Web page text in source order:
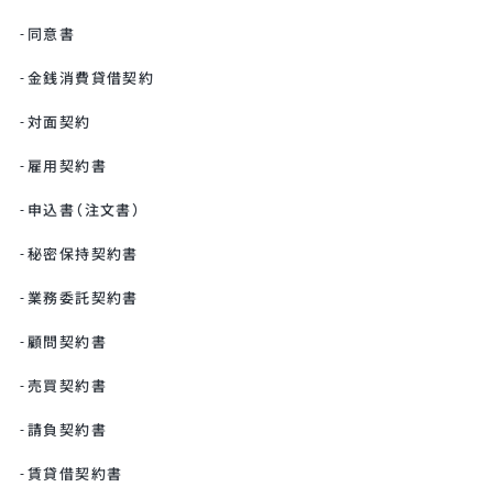
同意書
金銭消費貸借契約
対面契約
雇用契約書
申込書（注文書）
秘密保持契約書
業務委託契約書
顧問契約書
売買契約書
請負契約書
賃貸借契約書